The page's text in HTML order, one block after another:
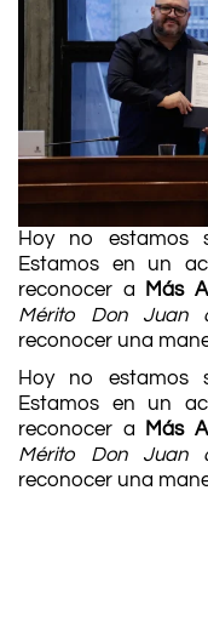
Hoy no estamos
Estamos en un
reconocer a
Más
Mérito Don Juan
reconocer una
Hoy no estamos
Estamos en un
reconocer a
Más
Mérito Don Juan
reconocer una